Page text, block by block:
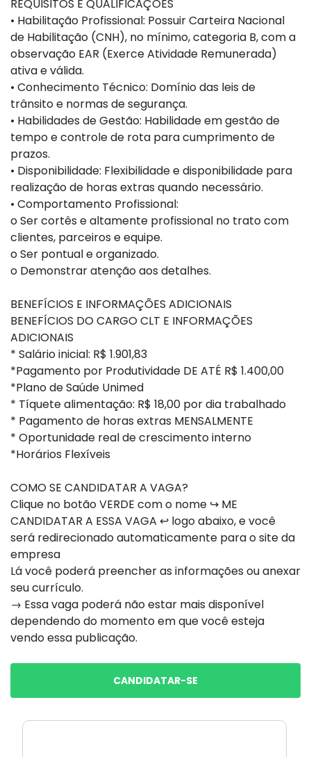
REQUISITOS E QUALIFICAÇÕES
• Habilitação Profissional: Possuir Carteira Nacional
de Habilitação (CNH), no mínimo, categoria B, com a
observação EAR (Exerce Atividade Remunerada)
ativa e válida.
• Conhecimento Técnico: Domínio das leis de
trânsito e normas de segurança.
• Habilidades de Gestão: Habilidade em gestão de
tempo e controle de rota para cumprimento de
prazos.
• Disponibilidade: Flexibilidade e disponibilidade para
realização de horas extras quando necessário.
• Comportamento Profissional:
o Ser cortês e altamente profissional no trato com
clientes, parceiros e equipe.
o Ser pontual e organizado.
o Demonstrar atenção aos detalhes.
BENEFÍCIOS E INFORMAÇÕES ADICIONAIS
BENEFÍCIOS DO CARGO CLT E INFORMAÇÕES
ADICIONAIS
* Salário inicial: R$ 1.901,83
*Pagamento por Produtividade DE ATÉ R$ 1.400,00
*Plano de Saúde Unimed
* Tíquete alimentação: R$ 18,00 por dia trabalhado
* Pagamento de horas extras MENSALMENTE
* Oportunidade real de crescimento interno
*Horários Flexíveis
COMO SE CANDIDATAR A VAGA?
Clique no botão VERDE com o nome ↪ ME
CANDIDATAR A ESSA VAGA ↩ logo abaixo, e você
será redirecionado automaticamente para o site da
empresa
Lá você poderá preencher as informações ou anexar
seu currículo.
→ Essa vaga poderá não estar mais disponível
dependendo do momento em que você esteja
vendo essa publicação.
CANDIDATAR-SE